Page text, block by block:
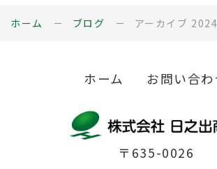
ホーム ブログ アーカイブ
ホーム お問い合わ
〒635-0026